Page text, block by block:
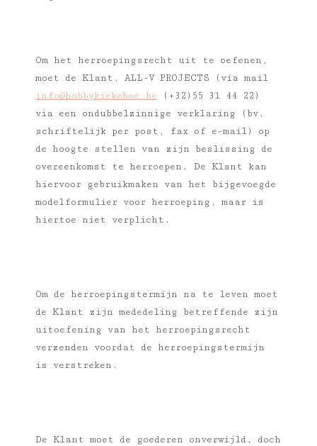
Om het herroepingsrecht uit te oefenen,
moet de Klant, ALL-V PROJECTS (via mail
info@hobbykiekeboe.be (+32)55 31 44 22)
via een ondubbelzinnige verklaring (bv.
schriftelijk per post, fax of e-mail) op
de hoogte stellen van zijn beslissing de
overeenkomst te herroepen. De Klant kan
hiervoor gebruikmaken van het bijgevoegde
modelformulier voor herroeping, maar is
hiertoe niet verplicht.
Om de herroepingstermijn na te leven moet
de Klant zijn mededeling betreffende zijn
uitoefening van het herroepingsrecht
verzenden voordat de herroepingstermijn
is verstreken.
De Klant moet de goederen onverwijld, doch